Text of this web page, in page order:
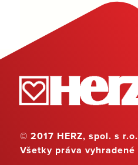
© 2017 HERZ, spol. s r.o.
Všetky práva vyhradené